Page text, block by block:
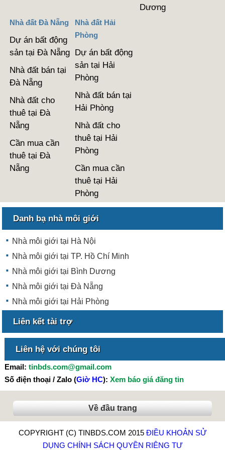
Dương
Nhà đất Đà Nẵng
Dự án bất động
sản tại Đà Nẵng
Nhà đất bán tại
Đà Nẵng
Nhà đất cho
thuê tại Đà
Nẵng
Cần mua cần
thuê tại Đà
Nẵng
Nhà đất Hải
Phòng
Dự án bất động
sản tại Hải
Phòng
Nhà đất bán tại
Hải Phòng
Nhà đất cho
thuê tại Hải
Phòng
Cần mua cần
thuê tại Hải
Phòng
Danh bạ nhà môi giới
Nhà môi giới tại Hà Nội
Nhà môi giới tại TP. Hồ Chí Minh
Nhà môi giới tại Bình Dương
Nhà môi giới tại Đà Nẵng
Nhà môi giới tại Hải Phòng
Liên kết tài trợ
Liên hệ với chúng tôi
Email: tinbds.com@gmail.com
Số điện thoại / Zalo (Giờ HC): Xem báo giá đăng tin
Về đầu trang
COPYRIGHT (C) TINBDS.COM 2015 ĐIỀU KHOẢN SỬ
DỤNG CHÍNH SÁCH QUYỀN RIÊNG TƯ